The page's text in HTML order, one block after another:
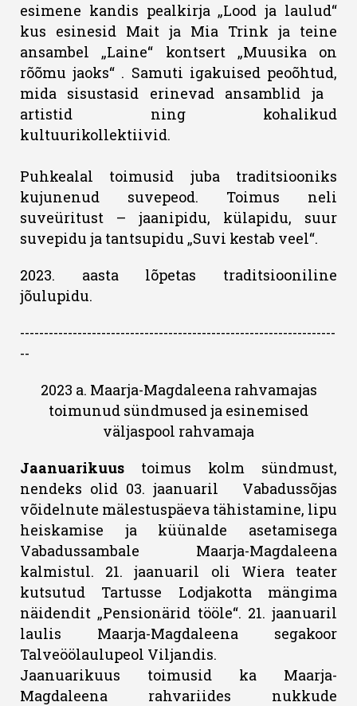
esimene kandis pealkirja „Lood ja laulud“
kus esinesid Mait ja Mia Trink ja teine
ansambel „Laine“ kontsert „Muusika on
rõõmu jaoks“ . Samuti igakuised peoõhtud,
mida sisustasid erinevad ansamblid ja
artistid ning kohalikud
kultuurikollektiivid.
Puhkealal toimusid juba traditsiooniks
kujunenud suvepeod. Toimus neli
suveüritust – jaanipidu, külapidu, suur
suvepidu ja tantsupidu „Suvi kestab veel“.
2023. aasta lõpetas traditsiooniline
jõulupidu.
------------------------------------------------------------------
--
2023 a. Maarja-Magdaleena rahvamajas
toimunud sündmused ja esinemised
väljaspool rahvamaja
Jaanuarikuus toimus kolm sündmust,
nendeks olid 03. jaanuaril Vabadussõjas
võidelnute mälestuspäeva tähistamine, lipu
heiskamise ja küünalde asetamisega
Vabadussambale Maarja-Magdaleena
kalmistul. 21. jaanuaril oli Wiera teater
kutsutud Tartusse Lodjakotta mängima
näidendit „Pensionärid tööle“. 21. jaanuaril
laulis Maarja-Magdaleena segakoor
Talveöölaulupeol Viljandis.
Jaanuarikuus toimusid ka Maarja-
Magdaleena rahvariides nukkude